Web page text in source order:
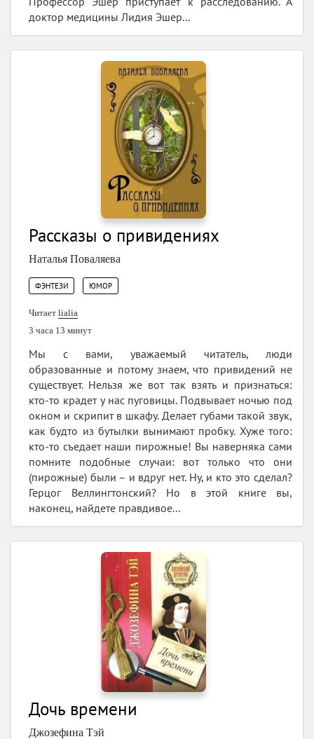
доктор медицины Лидия Эшер...
Рассказы о привидениях
Наталья Поваляева
ФЭНТЕЗИ ЮМОР
Читает lialia
3 часа 13 минут
Мы с вами, уважаемый читатель, люди
образованные и потому знаем, что привидений не
существует. Нельзя же вот так взять и признаться:
кто-то крадет у нас пуговицы. Подвывает ночью под
окном и скрипит в шкафу. Делает губами такой звук,
как будто из бутылки вынимают пробку. Хуже того:
кто-то съедает наши пирожные! Вы наверняка сами
помните подобные случаи: вот только что они
(пирожные) были – и вдруг нет. Ну, и кто это сделал?
Герцог Веллингтонский? Но в этой книге вы,
наконец, найдете правдивое...
Дочь времени
Джозефина Тэй